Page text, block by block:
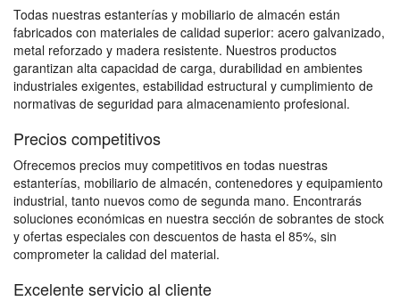
Todas nuestras estanterías y mobiliario de almacén están
fabricados con materiales de calidad superior: acero galvanizado,
metal reforzado y madera resistente. Nuestros productos
garantizan alta capacidad de carga, durabilidad en ambientes
industriales exigentes, estabilidad estructural y cumplimiento de
normativas de seguridad para almacenamiento profesional.
Precios competitivos
Ofrecemos precios muy competitivos en todas nuestras
estanterías, mobiliario de almacén, contenedores y equipamiento
industrial, tanto nuevos como de segunda mano. Encontrarás
soluciones económicas en nuestra sección de sobrantes de stock
y ofertas especiales con descuentos de hasta el 85%, sin
comprometer la calidad del material.
Excelente servicio al cliente